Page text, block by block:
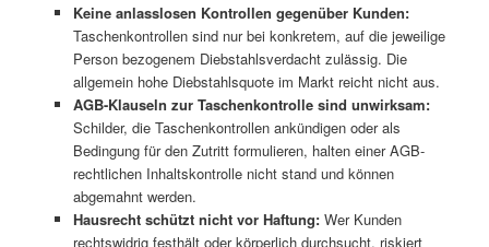
Keine anlasslosen Kontrollen gegenüber Kunden:
Taschenkontrollen sind nur bei konkretem, auf die jeweilige
Person bezogenem Diebstahlsverdacht zulässig. Die
allgemein hohe Diebstahlsquote im Markt reicht nicht aus.
AGB-Klauseln zur Taschenkontrolle sind unwirksam:
Schilder, die Taschenkontrollen ankündigen oder als
Bedingung für den Zutritt formulieren, halten einer AGB-
rechtlichen Inhaltskontrolle nicht stand und können
abgemahnt werden.
Hausrecht schützt nicht vor Haftung:Wer Kunden
rechtswidrig festhält oder körperlich durchsucht, riskiert